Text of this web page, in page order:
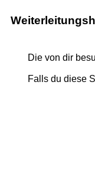
Die von dir
Falls du diese